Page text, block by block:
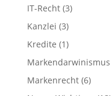
IT-Recht(3)
Kanzlei (3)
Kredite (1)
Markendarwinismus
Markenrecht(6)